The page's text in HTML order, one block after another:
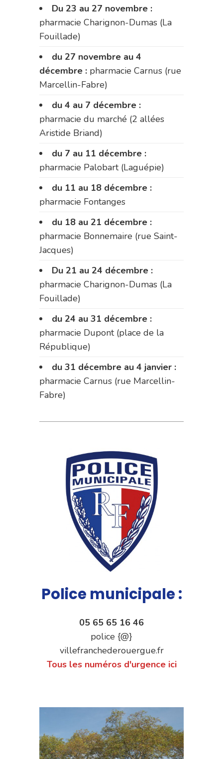
Du 23 au 27 novembre :
pharmacie Charignon-Dumas (La
Fouillade)
du 27 novembre au 4
décembre : pharmacie Carnus (rue
Marcellin-Fabre)
du 4 au 7 décembre :
pharmacie du marché (2 allées
Aristide Briand)
du 7 au 11 décembre :
pharmacie Palobart (Laguépie)
du 11 au 18 décembre :
pharmacie Fontanges
du 18 au 21 décembre :
pharmacie Bonnemaire (rue Saint-
Jacques)
Du 21 au 24 décembre :
pharmacie Charignon-Dumas (La
Fouillade)
du 24 au 31 décembre :
pharmacie Dupont (place de la
République)
du 31 décembre au 4 janvier :
pharmacie Carnus (rue Marcellin-
Fabre)
Police municipale :
05 65 65 16 46
police {@}
villefranchederouergue.fr
Tous les numéros d'urgence ici